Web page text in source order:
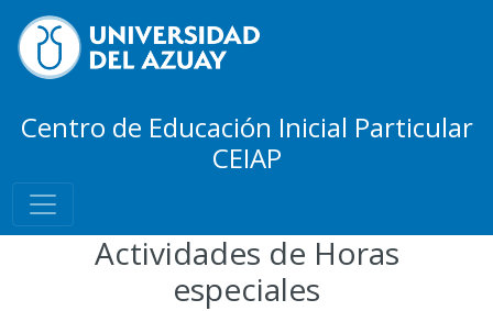
Centro de Educación Inicial Particular
CEIAP
Actividades de Horas
especiales